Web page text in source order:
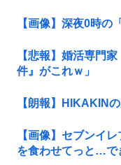
【画像】深夜0時の
【悲報】婚活専門
件』がこれｗ」
【朗報】HIKAKIN
【画像】セブンイ
を食わせてっと…で